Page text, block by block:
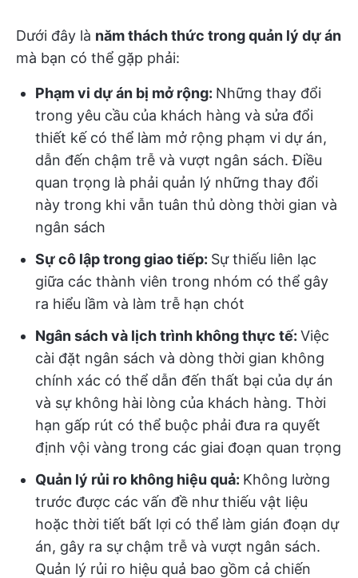
Dưới đây là năm thách thức trong quản lý dự án
mà bạn có thể gặp phải:
Phạm vi dự án bị mở rộng: Những thay đổi
trong yêu cầu của khách hàng và sửa đổi
thiết kế có thể làm mở rộng phạm vi dự án,
dẫn đến chậm trễ và vượt ngân sách. Điều
quan trọng là phải quản lý những thay đổi
này trong khi vẫn tuân thủ dòng thời gian và
ngân sách
Sự cô lập trong giao tiếp: Sự thiếu liên lạc
giữa các thành viên trong nhóm có thể gây
ra hiểu lầm và làm trễ hạn chót
Ngân sách và lịch trình không thực tế: Việc
cài đặt ngân sách và dòng thời gian không
chính xác có thể dẫn đến thất bại của dự án
và sự không hài lòng của khách hàng. Thời
hạn gấp rút có thể buộc phải đưa ra quyết
định vội vàng trong các giai đoạn quan trọng
Quản lý rủi ro không hiệu quả: Không lường
trước được các vấn đề như thiếu vật liệu
hoặc thời tiết bất lợi có thể làm gián đoạn dự
án, gây ra sự chậm trễ và vượt ngân sách.
Quản lý rủi ro hiệu quả bao gồm cả chiến